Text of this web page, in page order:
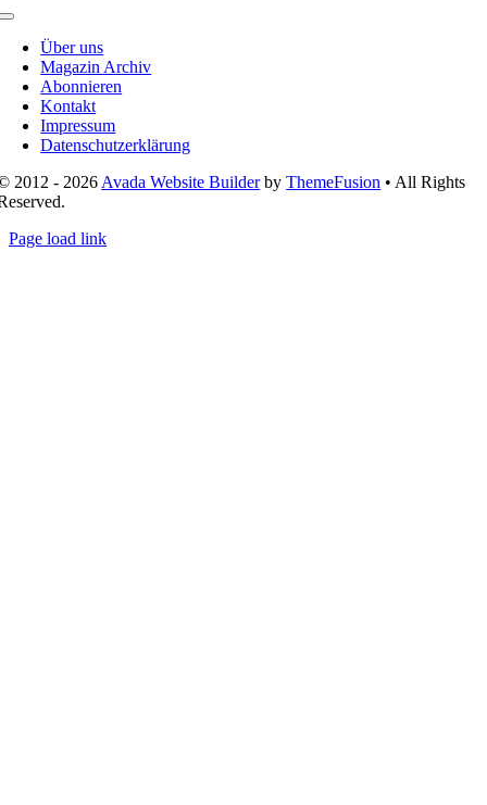
Toggle
NavigationÜber uns
Magazin Archiv
Abonnieren
Kontakt
Impressum
Datenschutzerklärung
2012 - 2026 Avada Website BuilderbyThemeFusion • All Rights
Page load link